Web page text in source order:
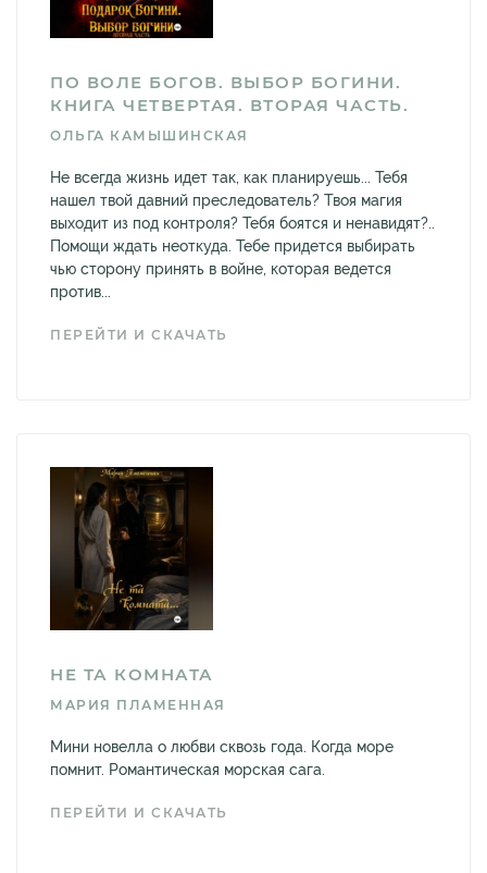
ПО ВОЛЕ БОГОВ. ВЫБОР БОГИНИ.
КНИГА ЧЕТВЕРТАЯ. ВТОРАЯ ЧАСТЬ.
ОЛЬГА КАМЫШИНСКАЯ
Не всегда жизнь идет так, как планируешь... Тебя
нашел твой давний преследователь? Твоя магия
выходит из под контроля? Тебя боятся и ненавидят?..
Помощи ждать неоткуда. Тебе придется выбирать
чью сторону принять в войне, которая ведется
против...
ПЕРЕЙТИ И СКАЧАТЬ
НЕ ТА КОМНАТА
МАРИЯ ПЛАМЕННАЯ
Мини новелла о любви сквозь года. Когда море
помнит. Романтическая морская сага.
ПЕРЕЙТИ И СКАЧАТЬ